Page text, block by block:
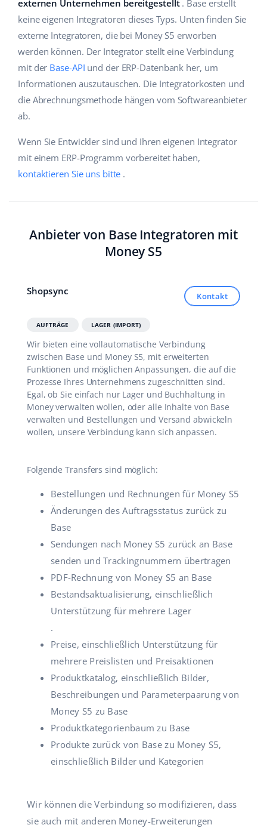
Marktplatz-Manager
Workflow-Automatisierung
Versandmanagement
Preisautomatisierung
Ecosystem
Base Connect
Produkte für Kinder
Elektronik
Autoteile
Supermarkt
Health & Beauty
Mode
Hilfe
Akademie
Marketplace Ebook
Blog
Dienstleistungen
Systemimplementierungen
Base.com Audit
english (GB)
english (IN)
čeština
Ελληνικά
español (AR)
Français
română
中文
externen Unternehmen bereitgestellt. Base erstellt
keine eigenen Integratoren dieses Typs. Unten finden Sie
externe Integratoren, die bei Money S5 erworben
werden können. Der Integrator stellt eine Verbindung
mit der Base-API und der ERP-Datenbank her, um
Informationen auszutauschen. Die Integratorkosten und
die Abrechnungsmethode hängen vom Softwareanbieter
ab.
Wenn Sie Entwickler sind und Ihren eigenen Integrator
mit einem ERP-Programm vorbereitet haben,
kontaktieren Sie uns bitte .
Anbieter von Base Integratoren mit
Money S5
Shopsync Kontakt
AUFTRÄGE LAGER (IMPORT)
Wir bieten eine vollautomatische Verbindung
zwischen Base und Money S5, mit erweiterten
Funktionen und möglichen Anpassungen, die auf die
Prozesse Ihres Unternehmens zugeschnitten sind.
Egal, ob Sie einfach nur Lager und Buchhaltung in
Money verwalten wollen, oder alle Inhalte von Base
verwalten und Bestellungen und Versand abwickeln
wollen, unsere Verbindung kann sich anpassen.
Folgende Transfers sind möglich:
Bestellungen und Rechnungen für Money S5
Änderungen des Auftragsstatus zurück zu
Base
Sendungen nach Money S5 zurück an Base
senden und Trackingnummern übertragen
PDF-Rechnung von Money S5 an Base
Bestandsaktualisierung, einschließlich
Unterstützung für mehrere Lager
.
Preise, einschließlich Unterstützung für
mehrere Preislisten und Preisaktionen
Produktkatalog, einschließlich Bilder,
Beschreibungen und Parameterpaarung von
Money S5 zu Base
Produktkategorienbaum zu Base
Produkte zurück von Base zu Money S5,
einschließlich Bilder und Kategorien
Wir können die Verbindung so modifizieren, dass
sie auch mit anderen Money-Erweiterungen